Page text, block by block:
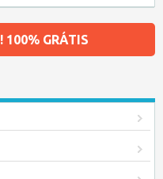
100% GRÁTIS